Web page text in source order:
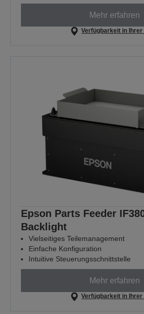
Mehr erfahren
Verfügbarkeit in Ihrer
Epson Parts Feeder
Backlight
Vielseitiges Teilemanagement
Einfache Konfiguration
Intuitive Steuerungsschnittstelle
Mehr erfahren
Verfügbarkeit in Ihrer